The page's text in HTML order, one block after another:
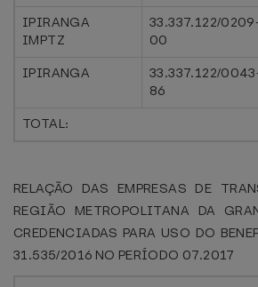
IPIRANGA
IMPTZ
33.337.122/
00
IPIRANGA
33.337.122/
86
TOTAL:
RELAÇÃO DAS EMPRESAS DE
REGIÃO METROPOLITANA DA
CREDENCIADAS PARA USO DO
31.535/2016 NO PERÍODO 07.2017